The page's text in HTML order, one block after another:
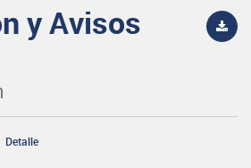
y Avisos
Detalle